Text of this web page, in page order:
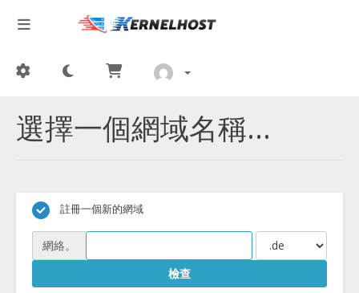
選擇一個網域名稱...
註冊一個新的網域
網絡。
檢查